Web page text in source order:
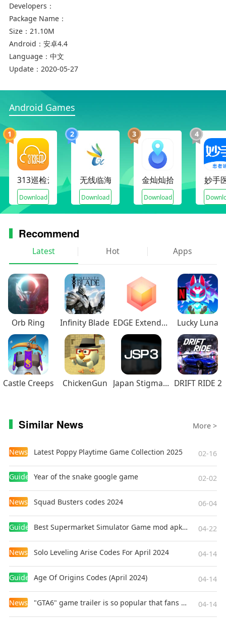
3、精美的排版，增加你的阅览量
软件功能：
只要通过简单的操作，就能在丢失物品的第一时间
上传消息
支持多种方式快捷登录
以为百姓提供方便、快捷的服务宗旨
修复刘屏手机导航栏过度挤压的问题
Developers：
Package Name：
Size： 21.10M
Android： 安卓4.4
Language： 中文
Update： 2020-05-27
Android Games
1
313巡检云
Download
2
无线临海
Download
3
金灿灿拾漏子
Download
4
妙手
Recommend
Latest Hot Apps
Orb Ring Infinity Blade EDGE Extended Lucky Luna
Castle Creeps ChickenGun Japan Stigmatized Property3 DRIFT RIDE 2
Similar News More >
News Latest Poppy Playtime Game Collection 2025 02-16
Guides Year of the snake google game 02-02
News Squad Busters codes 2024 06-04
Guides Best Supermarket Simulator Game mod apk for Android 04-22
News Solo Leveling Arise Codes For April 2024 04-14
Guides Age Of Origins Codes (April 2024) 04-14
News "GTA6" game trailer is so popular that fans make and release a real-life version 04-14